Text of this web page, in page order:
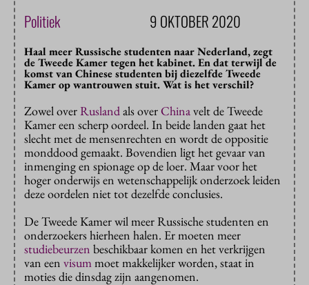
Politiek 9 OKTOBER 2020
Haal meer Russische studenten naar Nederland, zegt
de Tweede Kamer tegen het kabinet. En dat terwijl de
komst van Chinese studenten bij diezelfde Tweede
Kamer op wantrouwen stuit. Wat is het verschil?
Zowel over Rusland als overChina velt de Tweede
Kamer een scherp oordeel. In beide landen gaat het
slecht met de mensenrechten en wordt de oppositie
monddood gemaakt. Bovendien ligt het gevaar van
inmenging en spionage op de loer. Maar voor het
hoger onderwijs en wetenschappelijk onderzoek leiden
deze oordelen niet tot dezelfde conclusies.
De Tweede Kamer wil meer Russische studenten en
onderzoekers hierheen halen. Er moeten meer
studiebeurzen beschikbaar komen en het verkrijgen
van een visum moet makkelijker worden, staat in
moties die dinsdag zijn aangenomen.